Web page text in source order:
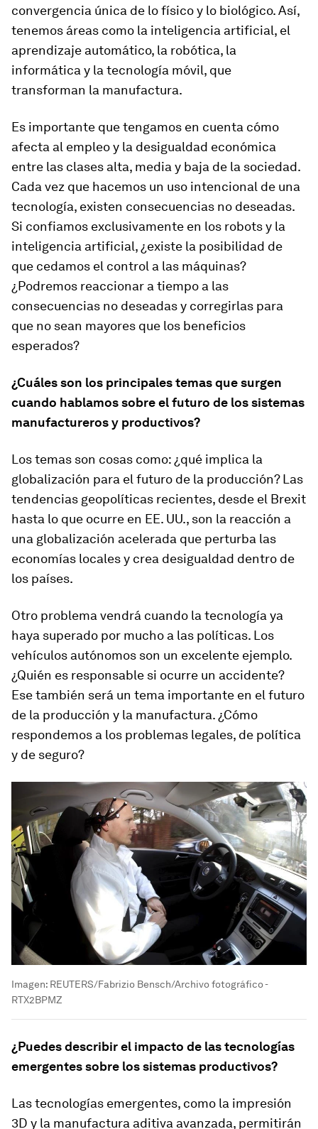
convergencia única de lo físico y lo biológico. Así,
tenemos áreas como la inteligencia artificial, el
aprendizaje automático, la robótica, la
informática y la tecnología móvil, que
transforman la manufactura.
Es importante que tengamos en cuenta cómo
afecta al empleo y la desigualdad económica
entre las clases alta, media y baja de la sociedad.
Cada vez que hacemos un uso intencional de una
tecnología, existen consecuencias no deseadas.
Si confiamos exclusivamente en los robots y la
inteligencia artificial, ¿existe la posibilidad de
que cedamos el control a las máquinas?
¿Podremos reaccionar a tiempo a las
consecuencias no deseadas y corregirlas para
que no sean mayores que los beneficios
esperados?
¿Cuáles son los principales temas que surgen
cuando hablamos sobre el futuro de los sistemas
manufactureros y productivos?
Los temas son cosas como: ¿qué implica la
globalización para el futuro de la producción? Las
tendencias geopolíticas recientes, desde el Brexit
hasta lo que ocurre en EE. UU., son la reacción a
una globalización acelerada que perturba las
economías locales y crea desigualdad dentro de
los países.
Otro problema vendrá cuando la tecnología ya
haya superado por mucho a las políticas. Los
vehículos autónomos son un excelente ejemplo.
¿Quién es responsable si ocurre un accidente?
Ese también será un tema importante en el futuro
de la producción y la manufactura. ¿Cómo
respondemos a los problemas legales, de política
y de seguro?
Imagen: REUTERS/Fabrizio Bensch/Archivo fotográfico -
RTX2BPMZ
¿Puedes describir el impacto de las tecnologías
emergentes sobre los sistemas productivos?
Las tecnologías emergentes, como la impresión
3D y la manufactura aditiva avanzada, permitirán